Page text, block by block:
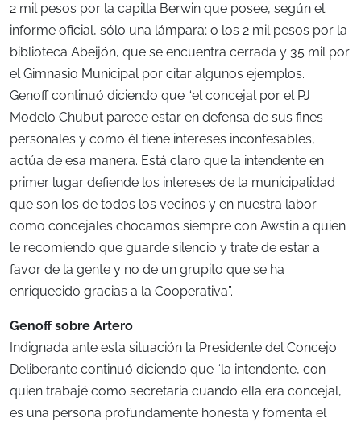
2 mil pesos por la capilla Berwin que posee, según el
informe oficial, sólo una lámpara; o los 2 mil pesos por la
biblioteca Abeijón, que se encuentra cerrada y 35 mil por
el Gimnasio Municipal por citar algunos ejemplos.
Genoff continuó diciendo que “el concejal por el PJ
Modelo Chubut parece estar en defensa de sus fines
personales y como él tiene intereses inconfesables,
actúa de esa manera. Está claro que la intendente en
primer lugar defiende los intereses de la municipalidad
que son los de todos los vecinos y en nuestra labor
como concejales chocamos siempre con Awstin a quien
le recomiendo que guarde silencio y trate de estar a
favor de la gente y no de un grupito que se ha
enriquecido gracias a la Cooperativa”.
Genoff sobre Artero
Indignada ante esta situación la Presidente del Concejo
Deliberante continuó diciendo que “la intendente, con
quien trabajé como secretaria cuando ella era concejal,
es una persona profundamente honesta y fomenta el